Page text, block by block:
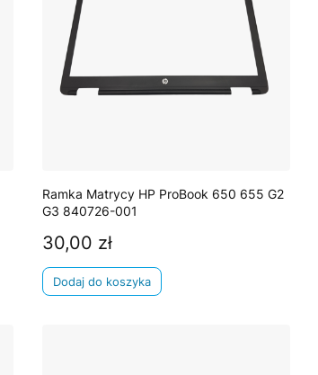
Ramka Matrycy HP ProBook 650 655 G2
G3 840726-001
Cena
30,00 zł
Dodaj do koszyka